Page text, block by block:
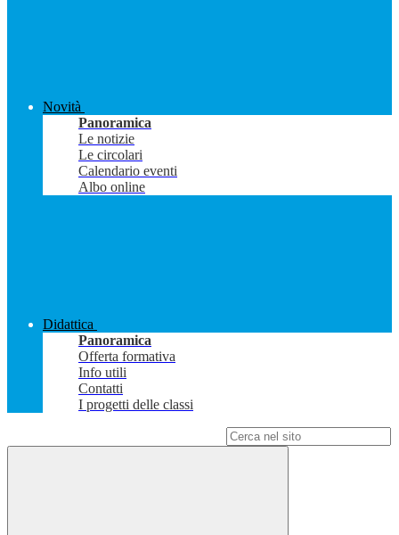
Novità
Panoramica
Le notizie
Le circolari
Calendario eventi
Albo online
Didattica
Panoramica
Offerta formativa
Info utili
Contatti
I progetti delle classi